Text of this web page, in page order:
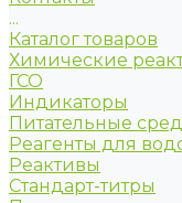
...
Каталог товаров
Химические
ГСО
Индикаторы
Питательные
Реагенты для
Реактивы
Стандарт-титры